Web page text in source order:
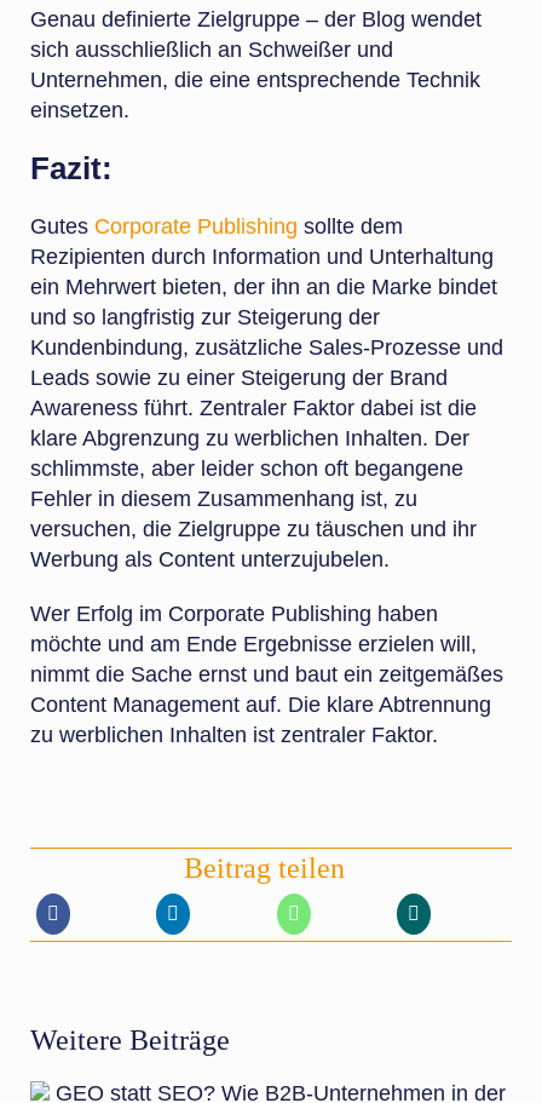
Genau definierte Zielgruppe – der Blog wendet
sich ausschließlich an Schweißer und
Unternehmen, die eine entsprechende Technik
einsetzen.
Fazit:
Gutes Corporate Publishing sollte dem
Rezipienten durch Information und Unterhaltung
ein Mehrwert bieten, der ihn an die Marke bindet
und so langfristig zur Steigerung der
Kundenbindung, zusätzliche Sales-Prozesse und
Leads sowie zu einer Steigerung der Brand
Awareness führt. Zentraler Faktor dabei ist die
klare Abgrenzung zu werblichen Inhalten. Der
schlimmste, aber leider schon oft begangene
Fehler in diesem Zusammenhang ist, zu
versuchen, die Zielgruppe zu täuschen und ihr
Werbung als Content unterzujubelen.
Wer Erfolg im Corporate Publishing haben
möchte und am Ende Ergebnisse erzielen will,
nimmt die Sache ernst und baut ein zeitgemäßes
Content Management auf. Die klare Abtrennung
zu werblichen Inhalten ist zentraler Faktor.
Beitrag teilen
Weitere Beiträge